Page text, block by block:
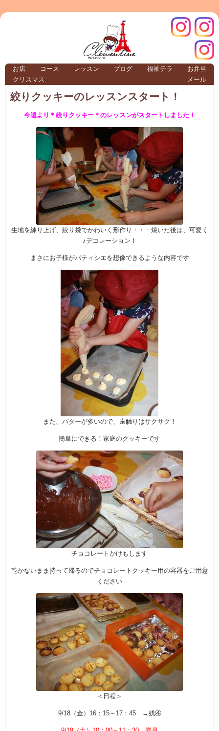
クレモンティーヌ – 新百合ヶ丘の料理教
室・テイクアウト Clémentine (produced
by CEDO)
お店 コース レッスン ブログ 福祉テラ
お弁当
クリスマス
メール
インス
クレモ
ンティ
ーヌ
絞りクッキーのレッスンスタート！
今週より＊絞りクッキー＊のレッスンがスタートしました！
生地を練り上げ、絞り袋でかわいく形作り・・・焼いた後は、可愛く
♪デコレーション！
まさにお子様がパティシエを想像できるような内容です
また、バターが多いので、歯触りはサクサク！
簡単にできる！家庭のクッキーです
チョコレートかけもします
乾かないまま持って帰るのでチョコレートクッキー用の容器をご用意
ください
＜日程＞
9/18（金）16：15～17：45 →残④